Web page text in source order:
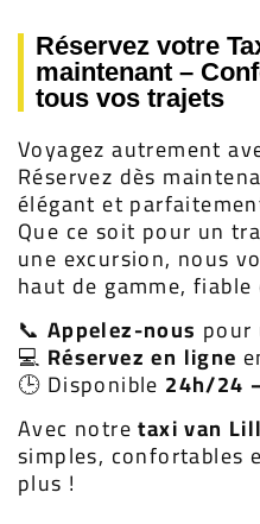
Réservez votre
maintenant –
tous vos trajets
Voyagez autrement
Réservez dès
élégant et
Que ce soit pour un
une excursion, nous
haut de gamme,
📞 Appelez-nous pour
💻 Réservez en ligne
🕒 Disponible 24h/24
Avec notretaxi van
simples, confortables
plus !